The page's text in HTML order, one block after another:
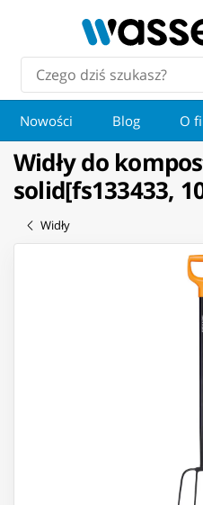
Nowości Blog O
Widły do
solid[fs133433,
Widły